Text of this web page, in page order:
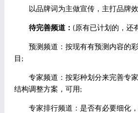
以品牌词为主做宣传，主打品牌
待完善频道： (原有已计划的，还
预测频道：按现有有预测内容的彩
目;
专家频道：按彩种划分来完善专家
结构调整方案，可用;
专家排行频道：是否有必要细化，